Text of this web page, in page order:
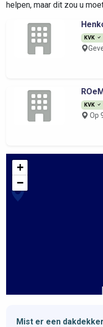
helpen, maar dit zou u
KVK
KVK
Op
+
−
Mist er een